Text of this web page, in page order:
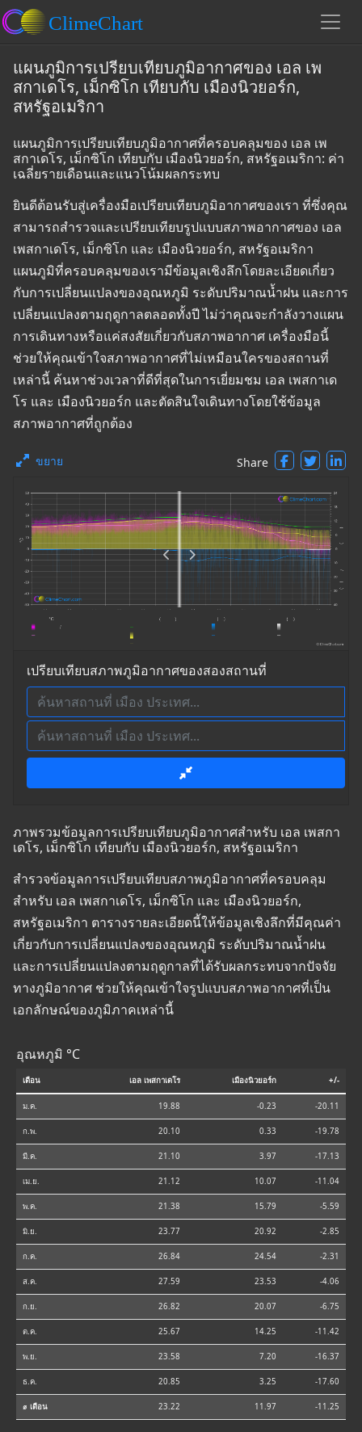
แผนภูมิการเปรียบเทียบภูมิอากาศของ เอล เพ
สกาเดโร, เม็กซิโก เทียบกับ เมืองนิวยอร์ก,
สหรัฐอเมริกา
แผนภูมิการเปรียบเทียบภูมิอากาศที่ครอบคลุมของ เอล เพ
สกาเดโร, เม็กซิโก เทียบกับ เมืองนิวยอร์ก, สหรัฐอเมริกา: ค่า
เฉลี่ยรายเดือนและแนวโน้มผลกระทบ
ยินดีต้อนรับสู่เครื่องมือเปรียบเทียบภูมิอากาศของเรา ที่ซึ่งคุณ
สามารถสำรวจและเปรียบเทียบรูปแบบสภาพอากาศของ เอล
เพสกาเดโร, เม็กซิโก และ เมืองนิวยอร์ก, สหรัฐอเมริกา
แผนภูมิที่ครอบคลุมของเรามีข้อมูลเชิงลึกโดยละเอียดเกี่ยว
กับการเปลี่ยนแปลงของอุณหภูมิ ระดับปริมาณน้ำฝน และการ
เปลี่ยนแปลงตามฤดูกาลตลอดทั้งปี ไม่ว่าคุณจะกำลังวางแผน
การเดินทางหรือแค่สงสัยเกี่ยวกับสภาพอากาศ เครื่องมือนี้
ช่วยให้คุณเข้าใจสภาพอากาศที่ไม่เหมือนใครของสถานที่
เหล่านี้ ค้นหาช่วงเวลาที่ดีที่สุดในการเยี่ยมชม เอล เพสกาเด
โร และ เมืองนิวยอร์ก และตัดสินใจเดินทางโดยใช้ข้อมูล
สภาพอากาศที่ถูกต้อง
ขยาย Share
เปรียบเทียบสภาพภูมิอากาศของสองสถานที่
ภาพรวมข้อมูลการเปรียบเทียบภูมิอากาศสำหรับ เอล เพสกา
เดโร, เม็กซิโก เทียบกับ เมืองนิวยอร์ก, สหรัฐอเมริกา
สำรวจข้อมูลการเปรียบเทียบสภาพภูมิอากาศที่ครอบคลุม
สำหรับ เอล เพสกาเดโร, เม็กซิโก และ เมืองนิวยอร์ก,
สหรัฐอเมริกา ตารางรายละเอียดนี้ให้ข้อมูลเชิงลึกที่มีคุณค่า
เกี่ยวกับการเปลี่ยนแปลงของอุณหภูมิ ระดับปริมาณน้ำฝน
และการเปลี่ยนแปลงตามฤดูกาลที่ได้รับผลกระทบจากปัจจัย
ทางภูมิอากาศ ช่วยให้คุณเข้าใจรูปแบบสภาพอากาศที่เป็น
เอกลักษณ์ของภูมิภาคเหล่านี้
อุณหภูมิ °C
เดือน เอล เพสกาเดโร เมืองนิวยอร์ก +/-
ม.ค. 19.88 -0.23 -20.11
ก.พ. 20.10 0.33 -19.78
มี.ค. 21.10 3.97 -17.13
เม.ย. 21.12 10.07 -11.04
พ.ค. 21.38 15.79 -5.59
มิ.ย. 23.77 20.92 -2.85
ก.ค. 26.84 24.54 -2.31
ส.ค. 27.59 23.53 -4.06
ก.ย. 26.82 20.07 -6.75
ต.ค. 25.67 14.25 -11.42
พ.ย. 23.58 7.20 -16.37
ธ.ค. 20.85 3.25 -17.60
⌀ เดือน 23.22 11.97 -11.25